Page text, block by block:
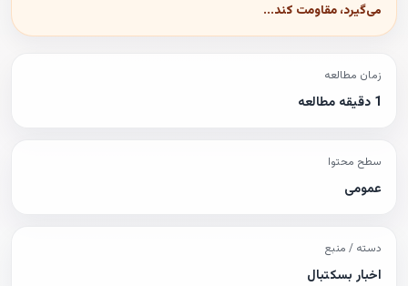
می‌گیرد، مقاومت کند...
زمان مطالعه
1 دقیقه مطالعه
سطح محتوا
عمومی
دسته / منبع
اخبار بسکتبال